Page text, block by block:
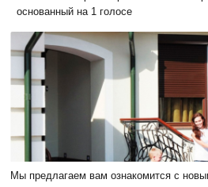
основанный на 1 голосе
Мы предлагаем вам ознакомится с